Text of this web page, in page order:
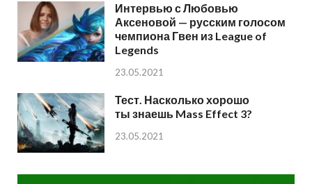
Интервью с Любовью
Аксеновой — русским голосом
чемпиона Гвен из League of
Legends
23.05.2021
Тест. Насколько хорошо
ты знаешь Mass Effect 3?
23.05.2021